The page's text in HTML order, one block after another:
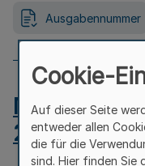
Ausgabennummer
MB.NRW
24.07.2026
Cookie-
Auf dieser Seite
entweder allen
die für die
sind. Hier finden Sie